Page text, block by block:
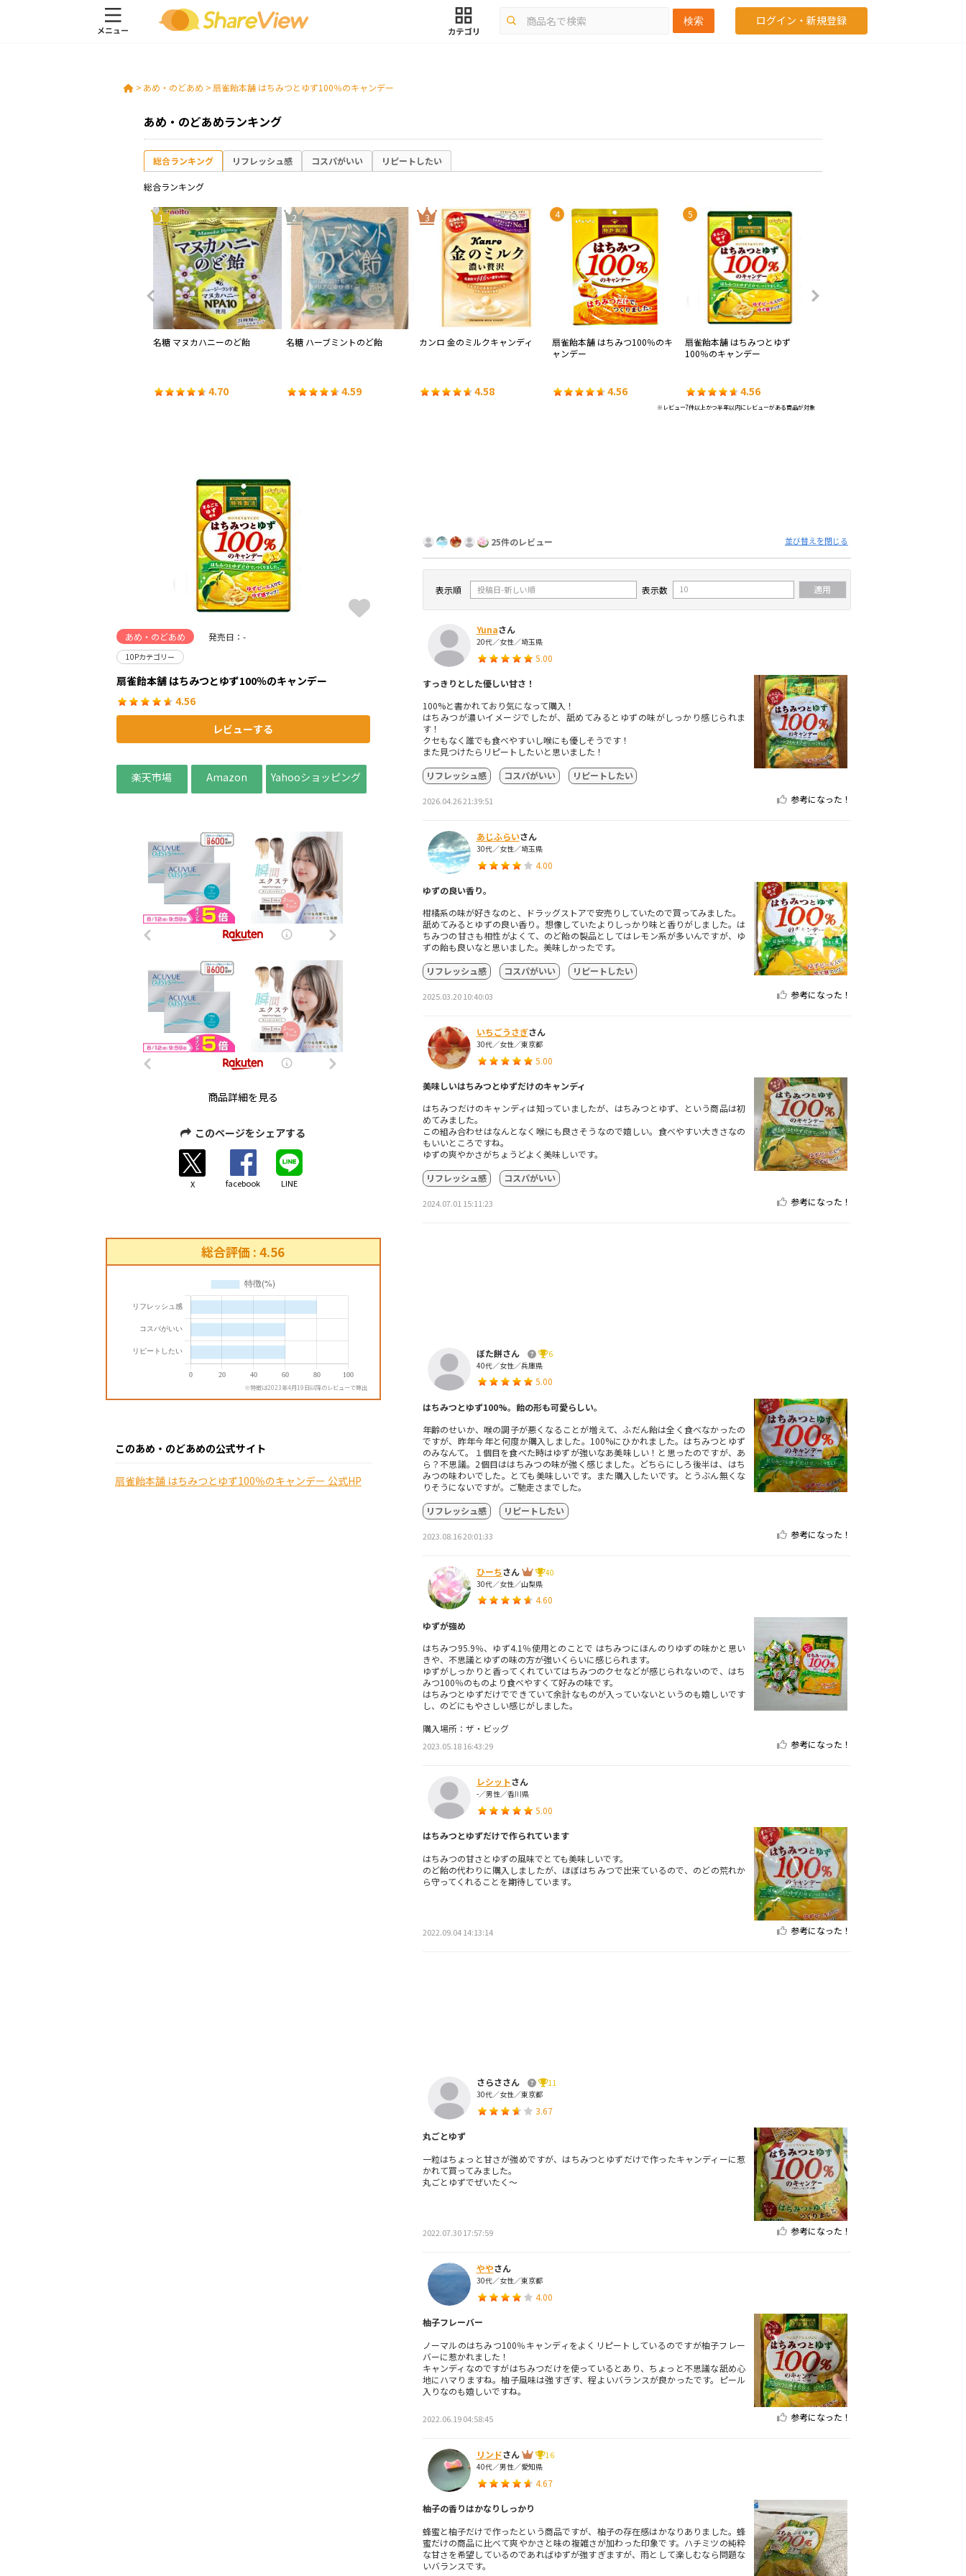
検索 ログイン・新規登録
> あめ・のどあめ > 扇雀飴本舗 はちみつとゆず100％のキャンデー
あめ・のどあめランキング
総合ランキング リフレッシュ感 コスパがいい リピートしたい
総合ランキング
1
名糖 マヌカハニーのど飴
4.70
2
名糖 ハーブミントのど飴
4.59
3
カンロ 金のミルクキャンディ
4.58
4
扇雀飴本舗 はちみつ100％のキ
ャンデー
4.56
5
扇雀飴本舗 はちみつとゆず
100％のキャンデー
4.56
※レビュー7件以上かつ半年以内にレビューがある商品が対象
あめ・のどあめ 発売日：-
10Pカテゴリー
扇雀飴本舗 はちみつとゆず100％のキャンデー
4.56
レビューする
楽天市場 Amazon Yahooショッピング
商品詳細を見る
25件のレビュー 並び替えを閉じる
表示順 表示数
Yunaさん
20代／女性／埼玉県
5.00
すっきりとした優しい甘さ！
100%と書かれており気になって購入！
はちみつが濃いイメージでしたが、舐めてみるとゆずの味がしっかり感じられま
す！
クセもなく誰でも食べやすいし喉にも優しそうです！
また見つけたらリピートしたいと思いました！
リフレッシュ感
コスパがいい リピートしたい
2026.04.26 21:39:51 参考になった！
あじふらいさん
30代／女性／埼玉県
4.00
ゆずの良い香り。
柑橘系の味が好きなのと、ドラッグストアで安売りしていたので買ってみました。
舐めてみるとゆずの良い香り。想像していたよりしっかり味と香りがしました。は
ちみつの甘さも相性がよくて、のど飴の製品としてはレモン系が多いんですが、ゆ
ずの飴も良いなと思いました。美味しかったです。
リフレッシュ感
コスパがいい リピートしたい
2025.03.20 10:40:03 参考になった！
いちごうさぎさん
30代／女性／東京都
5.00
美味しいはちみつとゆずだけのキャンディ
はちみつだけのキャンディは知っていましたが、はちみつとゆず、という商品は初
めてみました。
この組み合わせはなんとなく喉にも良さそうなので嬉しい。食べやすい大きさなの
もいいところですね。
ゆずの爽やかさがちょうどよく美味しいです。
リフレッシュ感
コスパがいい
2024.07.01 15:11:23 参考になった！
ぼた餅さん
6
40代／女性／兵庫県
5.00
はちみつとゆず100%。飴の形も可愛らしい。
年齢のせいか、喉の調子が悪くなることが増えて、ふだん飴は全く食べなかったの
ですが、昨年今年と何度か購入しました。100%にひかれました。はちみつとゆず
のみなんて。１個目を食べた時はゆずが強いなあ美味しい！と思ったのですが、あ
ら？不思議。2個目ははちみつの味が強く感じました。どちらにしろ後半は、はち
みつの味わいでした。とても美味しいです。また購入したいです。とうぶん無くな
りそうにないですが。ご馳走さまでした。
リフレッシュ感
リピートしたい
2023.08.16 20:01:33 参考になった！
ひーちさん
40
30代／女性／山梨県
4.60
ゆずが強め
はちみつ95.9％、ゆず4.1％使用とのことで はちみつにほんのりゆずの味かと思い
きや、不思議とゆずの味の方が強いくらいに感じられます。
ゆずがしっかりと香ってくれていてはちみつのクセなどが感じられないので、はち
みつ100％のものより食べやすくて好みの味です。
はちみつとゆずだけでできていて余計なものが入っていないというのも嬉しいです
し、のどにもやさしい感じがしました。
購入場所：ザ・ビッグ
2023.05.18 16:43:29 参考になった！
レシットさん
-／男性／香川県
5.00
はちみつとゆずだけで作られています
はちみつの甘さとゆずの風味でとても美味しいです。
のど飴の代わりに購入しましたが、ほぼはちみつで出来ているので、のどの荒れか
ら守ってくれることを期待しています。
2022.09.04 14:13:14 参考になった！
さらささん
11
30代／女性／東京都
3.67
丸ごとゆず
一粒はちょっと甘さが強めですが、はちみつとゆずだけで作ったキャンディーに惹
かれて買ってみました。
丸ごとゆずでぜいたく〜
2022.07.30 17:57:59 参考になった！
ややさん
30代／女性／東京都
4.00
柚子フレーバー
ノーマルのはちみつ100％キャンディをよくリピートしているのですが柚子フレー
バーに惹かれました！
キャンディなのですがはちみつだけを使っているとあり、ちょっと不思議な舐め心
地にハマりますね。柚子風味は強すぎす、程よいバランスが良かったです。ピール
入りなのも嬉しいですね。
2022.06.19 04:58:45 参考になった！
リンドさん
16
40代／男性／愛知県
4.67
柚子の香りはかなりしっかり
蜂蜜と柚子だけで作ったという商品ですが、柚子の存在感はかなりありました。蜂
蜜だけの商品に比べて爽やかさと味の複雑さが加わった印象です。ハチミツの純粋
な甘さを希望しているのであればゆずが強すぎますが、雨として楽しむなら問題な
いバランスです。
このページをシェアする
X facebook LINE
総合評価 : 4.56
※特徴は2023年4月19日以降のレビューで算出
このあめ・のどあめの公式サイト
扇雀飴本舗 はちみつとゆず100％のキャンデー 公式HP